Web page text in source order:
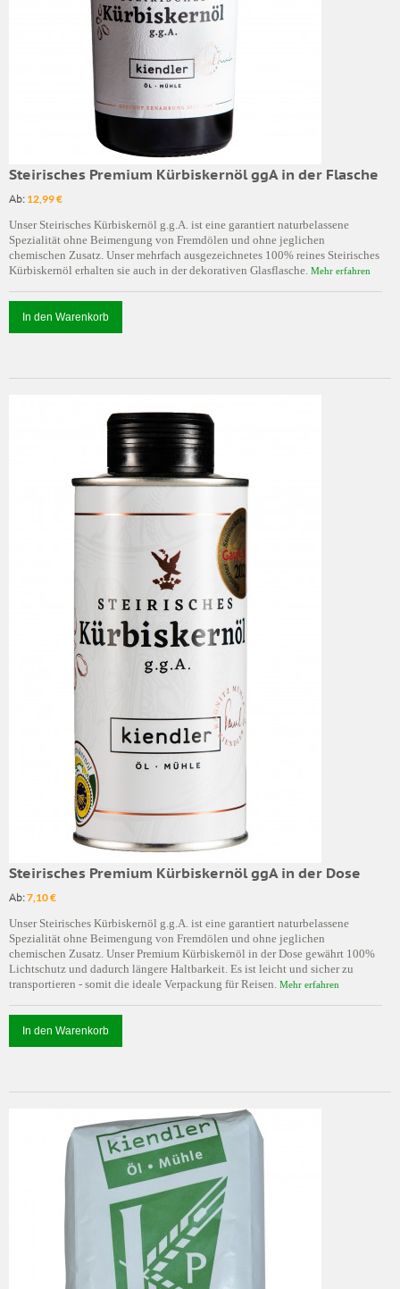
Steirisches Premium Kürbiskernöl ggA in der Flasche
Ab: 12,99 €
Unser Steirisches Kürbiskernöl g.g.A. ist eine garantiert naturbelassene
Spezialität ohne Beimengung von Fremdölen und ohne jeglichen
chemischen Zusatz. Unser mehrfach ausgezeichnetes 100% reines Steirisches
Kürbiskernöl erhalten sie auch in der dekorativen Glasflasche. Mehr erfahren
In den Warenkorb
Steirisches Premium Kürbiskernöl ggA in der Dose
Ab:7,10 €
Unser Steirisches Kürbiskernöl g.g.A. ist eine garantiert naturbelassene
Spezialität ohne Beimengung von Fremdölen und ohne jeglichen
chemischen Zusatz. Unser Premium Kürbiskernöl in der Dose gewährt 100%
Lichtschutz und dadurch längere Haltbarkeit. Es ist leicht und sicher zu
transportieren - somit die ideale Verpackung für Reisen. Mehr erfahren
In den Warenkorb